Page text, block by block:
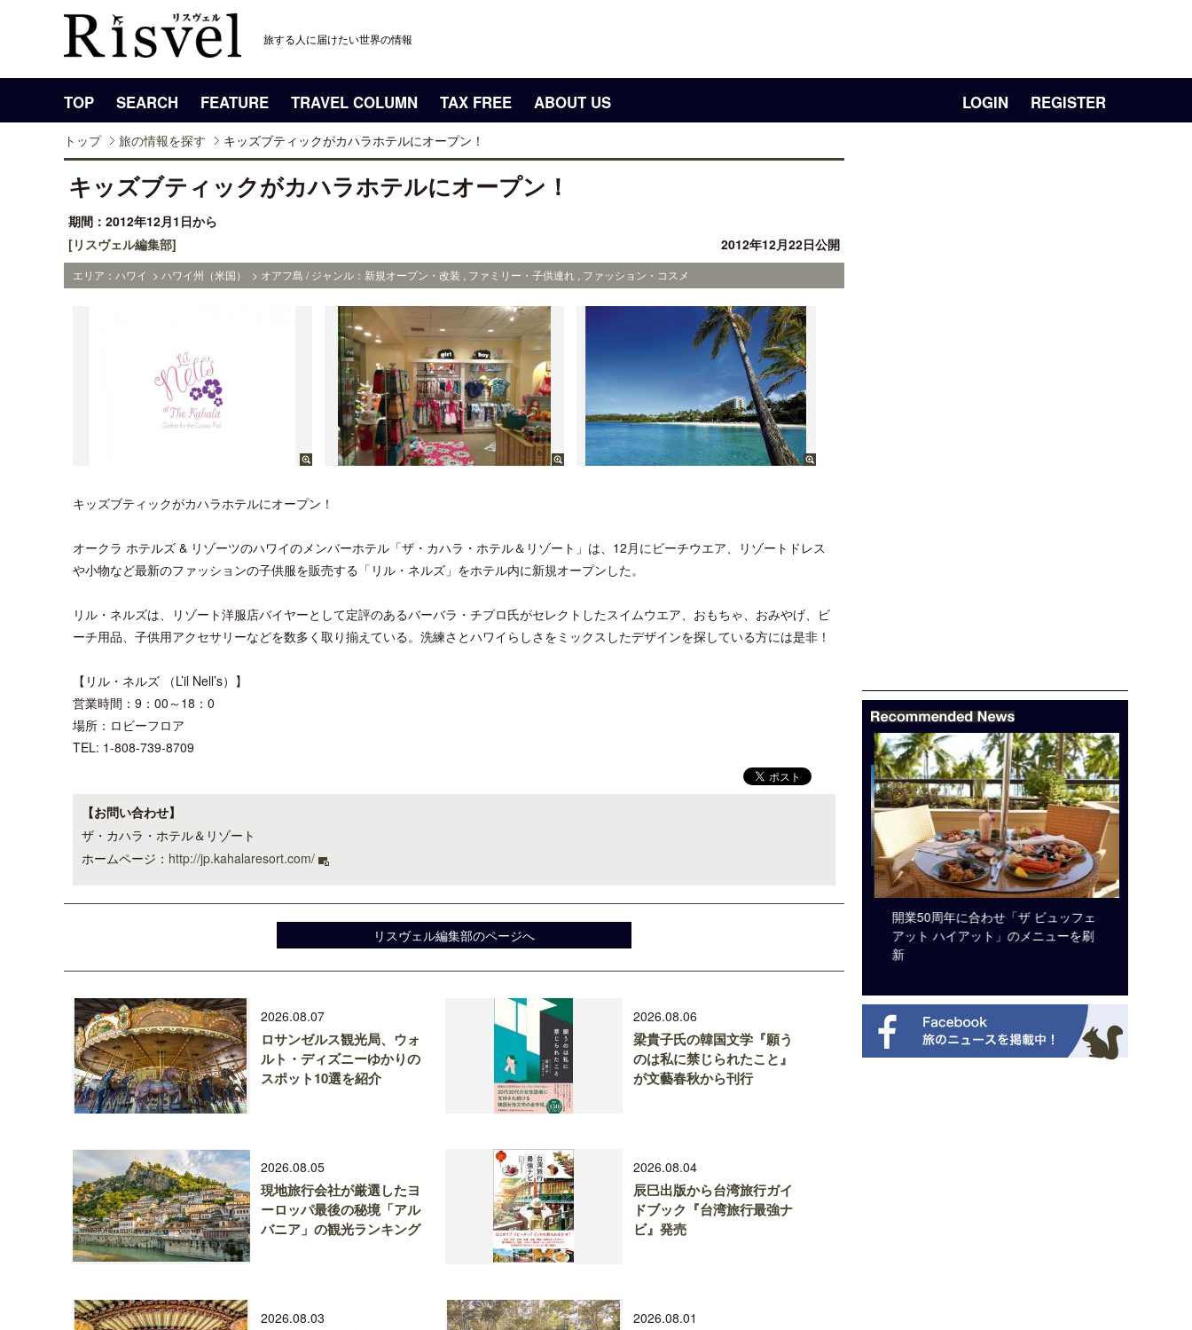
旅する人に届けたい世界の情報
TOP SEARCH FEATURE TRAVEL COLUMN TAX FREE ABOUT US LOGIN REGISTER
トップ 旅の情報を探す キッズブティックがカハラホテルにオープン！
キッズブティックがカハラホテルにオープン！
期間：2012年12月1日から
[リスヴェル編集部]
2012年12月22日公開
エリア：ハワイ > ハワイ州（米国） > オアフ島 / ジャンル：新規オープン・改装 , ファミリー・子供連れ , ファッション・コスメ
キッズブティックがカハラホテルにオープン！
オークラ ホテルズ & リゾーツのハワイのメンバーホテル「ザ・カハラ・ホテル＆リゾート」は、12月にビーチウエア、リゾートドレス
や小物など最新のファッションの子供服を販売する「リル・ネルズ」をホテル内に新規オープンした。
リル・ネルズは、リゾート洋服店バイヤーとして定評のあるバーバラ・チプロ氏がセレクトしたスイムウエア、おもちゃ、おみやげ、ビ
ーチ用品、子供用アクセサリーなどを数多く取り揃えている。洗練さとハワイらしさをミックスしたデザインを探している方には是非！
【リル・ネルズ （L’il Nell’s）】
営業時間：9：00～18：0
場所：ロビーフロア
TEL: 1-808-739-8709
【お問い合わせ】
ザ・カハラ・ホテル＆リゾート
ホームページ： http://jp.kahalaresort.com/
リスヴェル編集部のページへ
2026.08.07
ロサンゼルス観光局、ウォ
ルト・ディズニーゆかりの
スポット10選を紹介
2026.08.06
梁貴子氏の韓国文学『願う
のは私に禁じられたこと』
が文藝春秋から刊行
2026.08.05
現地旅行会社が厳選したヨ
ーロッパ最後の秘境「アル
バニア」の観光ランキング
2026.08.04
辰巳出版から台湾旅行ガイ
ドブック『台湾旅行最強ナ
ビ』発売
2026.08.03 2026.08.01
ズニーゆかりのスポット10選を紹介
開業50周年に合わせ「ザ ビュッフェ
アット ハイアット」のメニューを刷
新